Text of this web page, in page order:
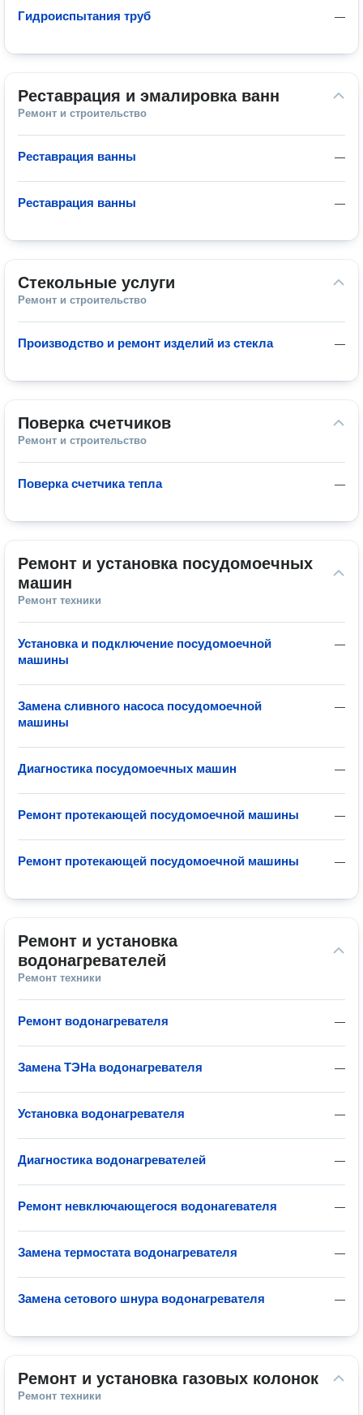
—
Гидроиспытания труб
Реставрация и эмалировка ванн
Ремонт и строительство
—
Реставрация ванны
—
Реставрация ванны
Стекольные услуги
Ремонт и строительство
—
Производство и ремонт изделий из стекла
Поверка счетчиков
Ремонт и строительство
—
Поверка счетчика тепла
Ремонт и установка посудомоечных
машин
Ремонт техники
—
Установка и подключение посудомоечной
машины
—
Замена сливного насоса посудомоечной
машины
—
Диагностика посудомоечных машин
—
Ремонт протекающей посудомоечной машины
—
Ремонт протекающей посудомоечной машины
Ремонт и установка
водонагревателей
Ремонт техники
—
Ремонт водонагревателя
—
Замена ТЭНа водонагревателя
—
Установка водонагревателя
—
Диагностика водонагревателей
—
Ремонт невключающегося водонагевателя
—
Замена термостата водонагревателя
—
Замена сетового шнура водонагревателя
Ремонт и установка газовых колонок
Ремонт техники